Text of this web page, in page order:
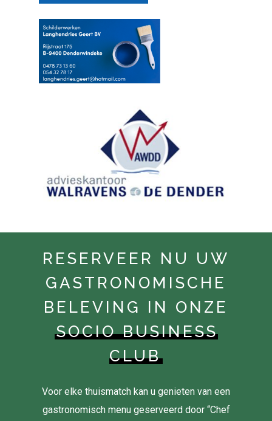
RESERVEER NU UW
GASTRONOMISCHE
BELEVING IN ONZE
SOCIO BUSINESS
CLUB
Voor elke thuismatch kan u genieten van een
gastronomisch menu geserveerd door “Chef